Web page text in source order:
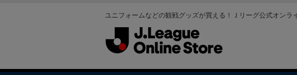
ユニフォームなどの観戦グッズが買える！Ｊリーグ公式オンラ